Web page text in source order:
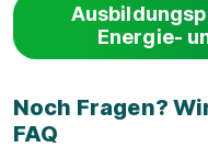
Energie-
Noch Fragen?
FAQ